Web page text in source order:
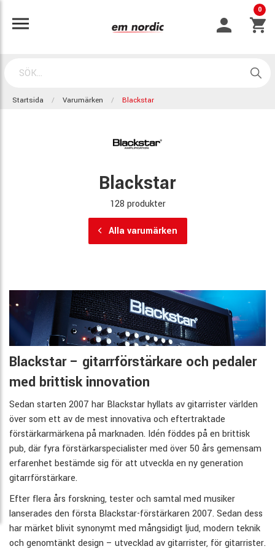
0
Startsida Varumärken Blackstar
Blackstar
128 produkter
Alla varumärken
Blackstar – gitarrförstärkare och pedaler
med brittisk innovation
Sedan starten 2007 har Blackstar hyllats av gitarrister världen
över som ett av de mest innovativa och eftertraktade
förstärkarmärkena på marknaden. Idén föddes på en brittisk
pub, där fyra förstärkarspecialister med över 50 års gemensam
erfarenhet bestämde sig för att utveckla en ny generation
gitarrförstärkare.
Efter flera års forskning, tester och samtal med musiker
lanserades den första Blackstar-förstärkaren 2007. Sedan dess
har märket blivit synonymt med mångsidigt ljud, modern teknik
och genomtänkt design – utvecklad av gitarrister, för gitarrister.